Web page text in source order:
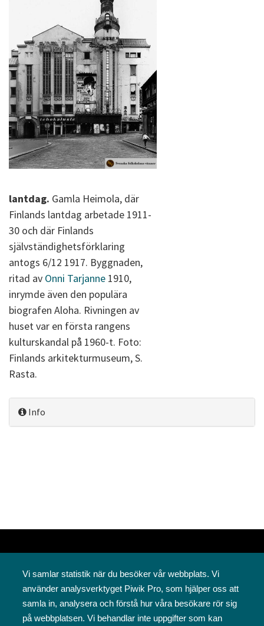
lantdag. Gamla Heimola, där
Finlands lantdag arbetade 1911-
30 och där Finlands
självständighetsförklaring
antogs 6/12 1917. Byggnaden,
ritad av Onni Tarjanne 1910,
inrymde även den populära
biografen Aloha. Rivningen av
huset var en första rangens
kulturskandal på 1960-t. Foto:
Finlands arkitekturmuseum, S.
Rasta.
Info
Vi samlar statistik när du besöker vår webbplats. Vi
använder analysverktyget Piwik Pro, som hjälper oss att
samla in, analysera och förstå hur våra besökare rör sig
på webbplatsen. Vi behandlar inte uppgifter som kan